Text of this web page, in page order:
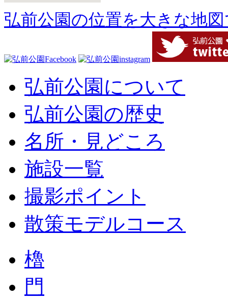
弘前公園の位置を大きな地
弘前公園について
弘前公園の歴史
名所・見どころ
施設一覧
撮影ポイント
散策モデルコース
櫓
門